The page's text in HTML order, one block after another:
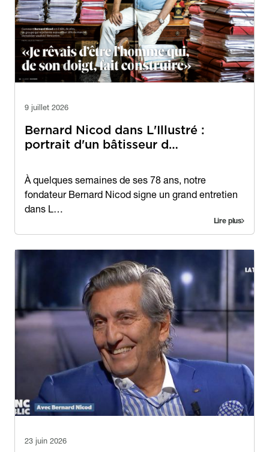
9 juillet 2026
Bernard Nicod dans L'Illustré :
portrait d'un bâtisseur d…
Contenu
À quelques semaines de ses 78 ans, notre
fondateur Bernard Nicod signe un grand entretien
dans L…
Lire plus
23 juin 2026